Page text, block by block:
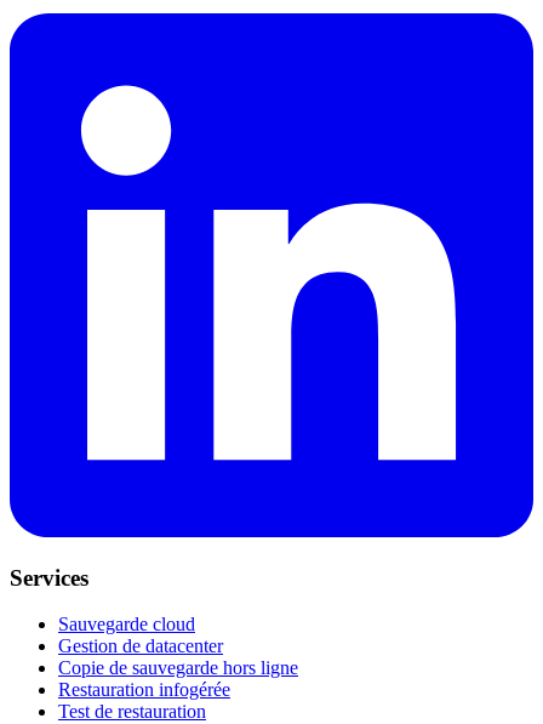
Services
Sauvegarde cloud
Gestion de datacenter
Copie de sauvegarde hors ligne
Restauration infogérée
Test de restauration